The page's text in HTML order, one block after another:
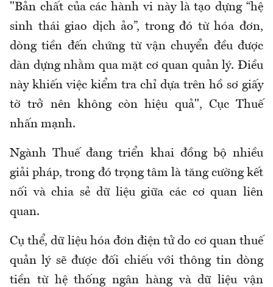
"Bản chất của các hành vi này là tạo dựng “hệ
sinh thái giao dịch ảo”, trong đó từ hóa đơn,
dòng tiền đến chứng từ vận chuyển đều được
dàn dựng nhằm qua mặt cơ quan quản lý. Điều
này khiến việc kiểm tra chỉ dựa trên hồ sơ giấy
tờ trở nên không còn hiệu quả", Cục Thuế
nhấn mạnh.
Ngành Thuế đang triển khai đồng bộ nhiều
giải pháp, trong đó trọng tâm là tăng cường kết
nối và chia sẻ dữ liệu giữa các cơ quan liên
quan.
Cụ thể, dữ liệu hóa đơn điện tử do cơ quan thuế
quản lý sẽ được đối chiếu với thông tin dòng
tiền từ hệ thống ngân hàng và dữ liệu vận